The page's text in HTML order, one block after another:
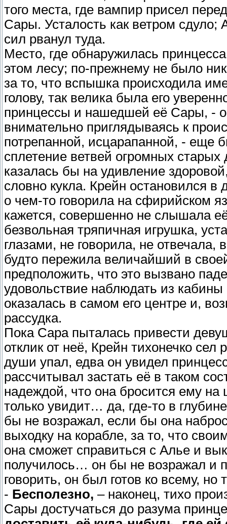
того места, где вампир присел
Сары. Усталость как ветром сдуло;
сил рванул туда.
Место, где обнаружилась
этом лесу; по-прежнему не было
за то, что вспышка происходила
голову, так велика была его
принцессы и нашедшей её Сары, -
внимательно приглядываясь к
потрепанной, исцарапанной, - еще
сплетение ветвей огромных
казалась бы на удивление
словно кукла. Крейн остановился
о чем-то говорила на сфирийском
кажется, совершенно не слышала
безвольная тряпичная игрушка,
глазами, не говорила, не отвечала,
будто пережила величайший в
предположить, что это вызвано
удовольствие наблюдать из
оказалась в самом его центре и,
рассудка.
Пока Сара пыталась привести
отклик от неё, Крейн тихонечко
души упал, едва он увидел
рассчитывал застать её в таком
надеждой, что она бросится ему на
только увидит… да, где-то в
бы не возражал, если бы она
выходку на корабле, за то, что
она сможет справиться с Алье и
получилось… он бы не возражал и
говорить, он был готов ко всему,
- Бесполезно, – наконец, тихо
Сары достучаться до разума